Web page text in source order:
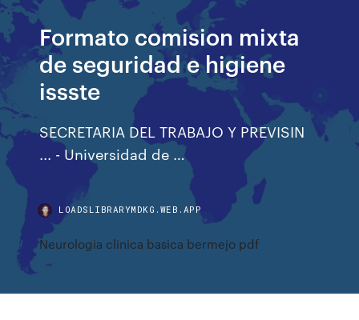
Formato comision mixta
de seguridad e higiene
issste
SECRETARIA DEL TRABAJO Y PREVISIN
... - Universidad de …
LOADSLIBRARYMDKG.WEB.APP
Neurologia clinica basica bermejo pdf